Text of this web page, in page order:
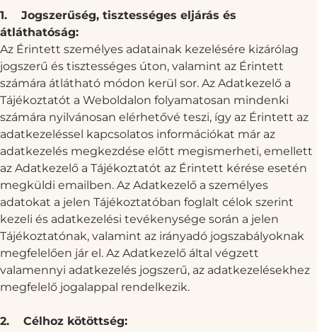
1.
Jogszerűség, tisztességes eljárás és
átláthatóság:
Az Érintett személyes adatainak kezelésére kizárólag
jogszerű és tisztességes úton, valamint az Érintett
számára átlátható módon kerül sor. Az Adatkezelő a
Tájékoztatót a Weboldalon folyamatosan mindenki
számára nyilvánosan elérhetővé teszi, így az Érintett az
adatkezeléssel kapcsolatos információkat már az
adatkezelés megkezdése előtt megismerheti, emellett
az Adatkezelő a Tájékoztatót az Érintett kérése esetén
megküldi emailben. Az Adatkezelő a személyes
adatokat a jelen Tájékoztatóban foglalt célok szerint
kezeli és adatkezelési tevékenysége során a jelen
Tájékoztatónak, valamint az irányadó jogszabályoknak
megfelelően jár el. Az Adatkezelő által végzett
valamennyi adatkezelés jogszerű, az adatkezelésekhez
megfelelő jogalappal rendelkezik.
2.
Célhoz kötöttség: